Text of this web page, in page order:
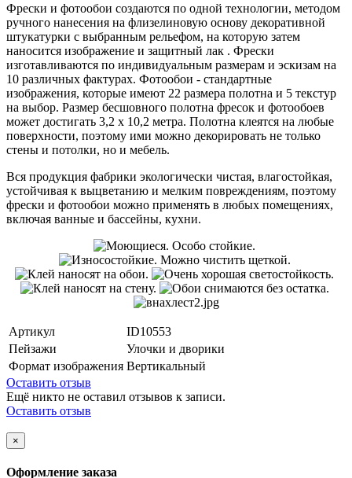
Фрески и фотообои создаются по одной технологии, методом
ручного нанесения на флизелиновую основу декоративной
штукатурки с выбранным рельефом, на которую затем
наносится изображение и защитный лак . Фрески
изготавливаются по индивидуальным размерам и эскизам на
10 различных фактурах. Фотообои - стандартные
изображения, которые имеют 22 размера полотна и 5 текстур
на выбор. Размер бесшовного полотна фресок и фотообоев
может достигать 3,2 х 10,2 метра. Полотна клеятся на любые
поверхности, поэтому ими можно декорировать не только
стены и потолки, но и мебель.
Вся продукция фабрики экологически чистая, влагостойкая,
устойчивая к выцветанию и мелким повреждениям, поэтому
фрески и фотообои можно применять в любых помещениях,
включая ванные и бассейны, кухни.
Артикул
ID10553
Пейзажи
Улочки и дворики
Формат изображения Вертикальный
Оставить отзыв
Ещё никто не оставил отзывов к записи.
Оставить отзыв
×
Оформление заказа